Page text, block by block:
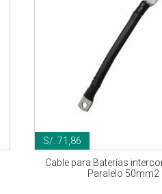
S/. 71,86
Cable para Baterías
Paralelo 50mm2